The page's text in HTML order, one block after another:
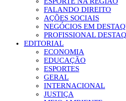
FALANDO DIREITO
AÇÕES SOCIAIS
NEGÓCIOS EM
PROFISSIONAL
EDITORIAL
ECONOMIA
EDUCAÇÃO
ESPORTES
GERAL
INTERNACIONAL
JUSTIÇA